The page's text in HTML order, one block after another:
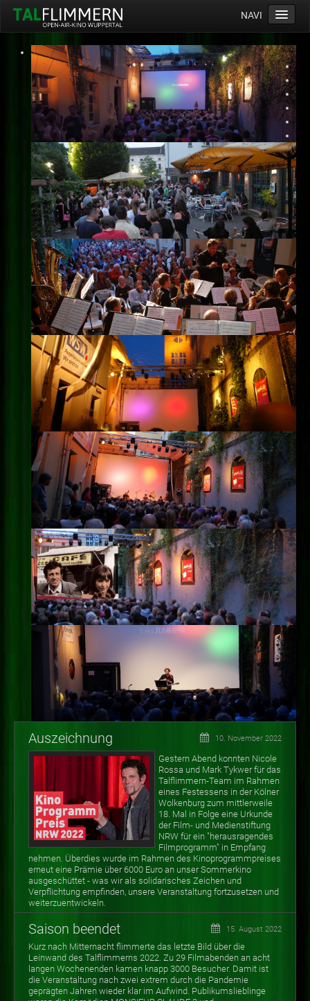
NAVI
Home
Programm
Service
Ticketinfos
Ort
Anreise
Wetter
Kinogutschein
Konzept
Archiv
Kontakt
Impressum
Datenschutz
Auszeichnung 10. November 2022
Gestern Abend konnten Nicole
Rossa und Mark Tykwer für das
Talflimmern-Team im Rahmen
eines Festessens in der Kölner
Wolkenburg zum mittlerweile
18. Mal in Folge eine Urkunde
der Film- und Medienstiftung
NRW für ein "herausragendes
Filmprogramm" in Empfang
nehmen. Überdies wurde im Rahmen des Kinoprogrammpreises
erneut eine Prämie über 6000 Euro an unser Sommerkino
ausgeschüttet - was wir als solidarisches Zeichen und
Verpflichtung empfinden, unsere Veranstaltung fortzusetzen und
weiterzuentwickeln.
Saison beendet 15. August 2022
Kurz nach Mitternacht flimmerte das letzte Bild über die
Leinwand des Talflimmerns 2022. Zu 29 Filmabenden an acht
langen Wochenenden kamen knapp 3000 Besucher. Damit ist
die Veranstaltung nach zwei extrem durch die Pandemie
geprägten Jahren wieder klar im Aufwind. Publikumslieblinge